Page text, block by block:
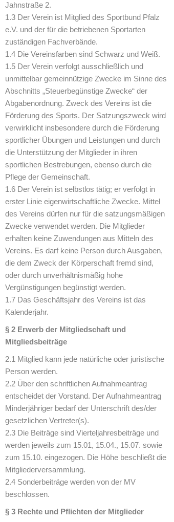
Jahnstraße 2.
1.3 Der Verein ist Mitglied des Sportbund Pfalz
e.V. und der für die betriebenen Sportarten
zuständigen Fachverbände.
1.4 Die Vereinsfarben sind Schwarz und Weiß.
1.5 Der Verein verfolgt ausschließlich und
unmittelbar gemeinnützige Zwecke im Sinne des
Abschnitts „Steuerbegünstige Zwecke“ der
Abgabenordnung. Zweck des Vereins ist die
Förderung des Sports. Der Satzungszweck wird
verwirklicht insbesondere durch die Förderung
sportlicher Übungen und Leistungen und durch
die Unterstützung der Mitglieder in ihren
sportlichen Bestrebungen, ebenso durch die
Pflege der Gemeinschaft.
1.6 Der Verein ist selbstlos tätig; er verfolgt in
erster Linie eigenwirtschaftliche Zwecke. Mittel
des Vereins dürfen nur für die satzungsmäßigen
Zwecke verwendet werden. Die Mitglieder
erhalten keine Zuwendungen aus Mitteln des
Vereins. Es darf keine Person durch Ausgaben,
die dem Zweck der Körperschaft fremd sind,
oder durch unverhältnismäßig hohe
Vergünstigungen begünstigt werden.
1.7 Das Geschäftsjahr des Vereins ist das
Kalenderjahr.
§ 2 Erwerb der Mitgliedschaft und
Mitgliedsbeiträge
2.1 Mitglied kann jede natürliche oder juristische
Person werden.
2.2 Über den schriftlichen Aufnahmeantrag
entscheidet der Vorstand. Der Aufnahmeantrag
Minderjähriger bedarf der Unterschrift des/der
gesetzlichen Vertreter(s).
2.3 Die Beiträge sind Vierteljahresbeiträge und
werden jeweils zum 15.01, 15.04., 15.07. sowie
zum 15.10. eingezogen. Die Höhe beschließt die
Mitgliederversammlung.
2.4 Sonderbeiträge werden von der MV
beschlossen.
§ 3 Rechte und Pflichten der Mitglieder